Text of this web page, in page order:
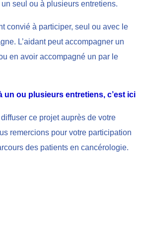
seul ou à plusieurs entretiens.
convié à participer, seul ou avec le
L’aidant peut accompagner un
en avoir accompagné un par le
un ou plusieurs entretiens, c’est ici
ce projet auprès de votre
remercions pour votre participation
des patients en cancérologie.